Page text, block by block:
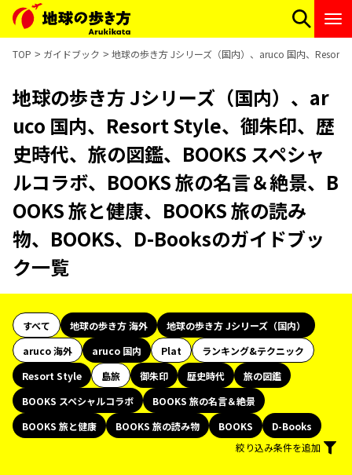
TOP ガイドブック 地球の歩き方 Jシリーズ（国内）、aruco 国内、Resort
地球の歩き方 Jシリーズ（国内）、ar
uco 国内、Resort Style、御朱印、歴
史時代、旅の図鑑、BOOKS スペシャ
ルコラボ、BOOKS 旅の名言＆絶景、B
OOKS 旅と健康、BOOKS 旅の読み
物、BOOKS、D-Booksのガイドブッ
ク一覧
すべて 地球の歩き方 海外
地球の歩き方 Jシリーズ（国内）
aruco 海外
aruco 国内 Plat
ランキング&テクニック
Resort Style
島旅 御朱印 歴史時代
旅の図鑑
BOOKS スペシャルコラボ
BOOKS 旅の名言＆絶景
BOOKS 旅と健康
BOOKS 旅の読み物 BOOKS
D-Books
絞り込み条件を追加